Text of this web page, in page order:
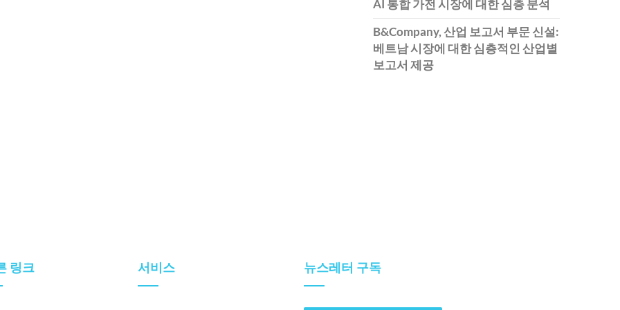
AI 통합 가전 시장에 대한 심층 분석
B&Company, 산업 보고서 부문 신설:
베트남 시장에 대한 심층적인 산업별
보고서 제공
링크 서비스 뉴스레터 구독